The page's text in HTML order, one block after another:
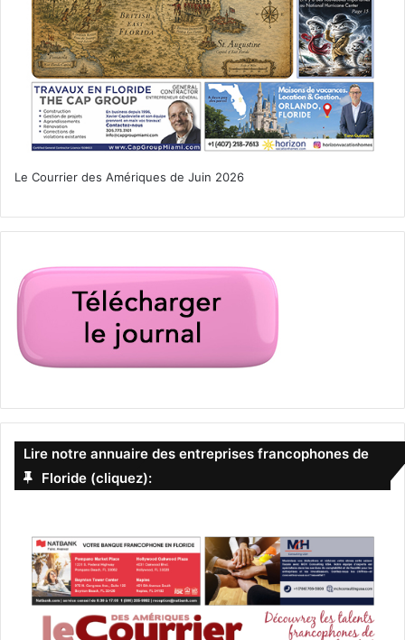
à la place pour un avoir. Ceci dit, au début de la crise du
coronavirus toutes les compagnies ont tenté de forcer
leurs clients vers cette deuxième solution, prendre un
avoir, le remboursement les mettant en dangereuses
positions financières. Après avoir reçu un prêt de 7
milliards de la part du gouvernement français, Air France a
à son tour proposé début mai l’option remboursement.
Ceci dit, il peut être plus interessant de prendre un billet
sur un vol ultérieur de la même compagnie car, afin de
vous y inciter, la compagnie française propose une
bonification de 15%.
Bons conseils :
– Si vous prenez un billet sur une petite compagnie
aérienne et qu’elle fait faillite… vous ne serez
certainement pas remboursé… On a aussi pu voir des
reçu un email leur disant que leur vol était annulé mais
qu’ils pourront changer leur billet quand les vols auront
repris.
être moins cher. Mais les vols peuvent être décalés si les
vols commerciaux reprennent.
PUBLICITE :
Le Courrier des Amériques de Juin 2026
Lire notre annuaire des entreprises francophones de
Floride (cliquez):